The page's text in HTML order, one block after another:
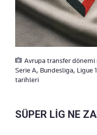
Avrupa transfer dönemi
Serie A, Bundesliga, Ligue
tarihleri
SÜPER LİG NE